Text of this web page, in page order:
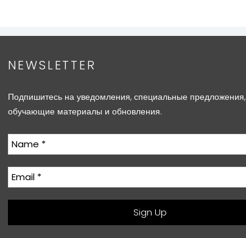
NEWSLETTER
Подпишитесь на уведомления, специальные предложения,
обучающие материалы и обновления.